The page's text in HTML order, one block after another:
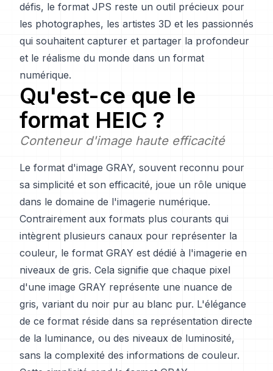
défis, le format JPS reste un outil précieux pour
les photographes, les artistes 3D et les passionnés
qui souhaitent capturer et partager la profondeur
et le réalisme du monde dans un format
numérique.
Qu'est-ce que le
format HEIC ?
Conteneur d'image haute efficacité
Le format d'image GRAY, souvent reconnu pour
sa simplicité et son efficacité, joue un rôle unique
dans le domaine de l'imagerie numérique.
Contrairement aux formats plus courants qui
intègrent plusieurs canaux pour représenter la
couleur, le format GRAY est dédié à l'imagerie en
niveaux de gris. Cela signifie que chaque pixel
d'une image GRAY représente une nuance de
gris, variant du noir pur au blanc pur. L'élégance
de ce format réside dans sa représentation directe
de la luminance, ou des niveaux de luminosité,
sans la complexité des informations de couleur.